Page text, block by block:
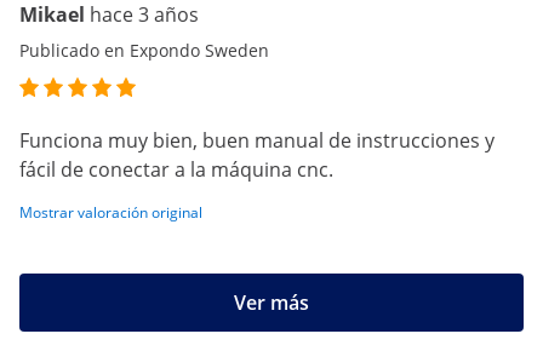
Mikael hace 3 años
Publicado en Expondo Sweden
Funciona muy bien, buen manual de instrucciones y
fácil de conectar a la máquina cnc.
Mostrar valoración original
Ver más